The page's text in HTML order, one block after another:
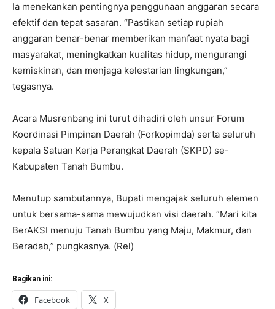
Ia menekankan pentingnya penggunaan anggaran secara
efektif dan tepat sasaran. “Pastikan setiap rupiah
anggaran benar-benar memberikan manfaat nyata bagi
masyarakat, meningkatkan kualitas hidup, mengurangi
kemiskinan, dan menjaga kelestarian lingkungan,”
tegasnya.
Acara Musrenbang ini turut dihadiri oleh unsur Forum
Koordinasi Pimpinan Daerah (Forkopimda) serta seluruh
kepala Satuan Kerja Perangkat Daerah (SKPD) se-
Kabupaten Tanah Bumbu.
Menutup sambutannya, Bupati mengajak seluruh elemen
untuk bersama-sama mewujudkan visi daerah. “Mari kita
BerAKSI menuju Tanah Bumbu yang Maju, Makmur, dan
Beradab,” pungkasnya. (Rel)
Bagikan ini:
Facebook X